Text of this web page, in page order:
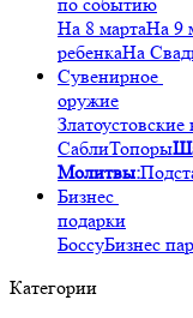
На 8 мартаНа 9
ребенкаНа
Сувенирное
оружие
СаблиТопоры
Молитвы:
Бизнес
подарки
БоссуБизнес
Категории